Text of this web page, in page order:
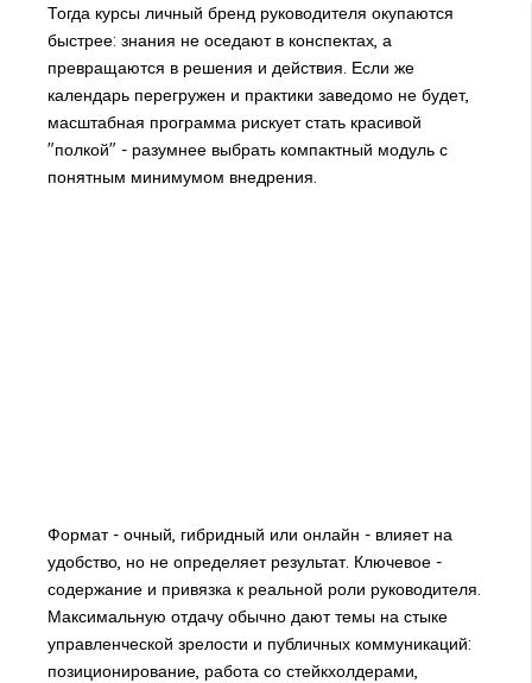
Тогда курсы личный бренд руководителя окупаются
быстрее: знания не оседают в конспектах, а
превращаются в решения и действия. Если же
календарь перегружен и практики заведомо не будет,
масштабная программа рискует стать красивой
"полкой" - разумнее выбрать компактный модуль с
понятным минимумом внедрения.
Формат - очный, гибридный или онлайн - влияет на
удобство, но не определяет результат. Ключевое -
содержание и привязка к реальной роли руководителя.
Максимальную отдачу обычно дают темы на стыке
управленческой зрелости и публичных коммуникаций:
позиционирование, работа со стейкхолдерами,